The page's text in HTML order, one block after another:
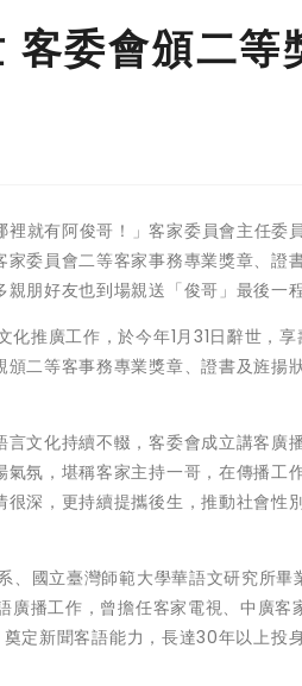
委會頒二等
就有阿俊哥！」客家委員會主任委
委員會二等客家事務專業獎章、證
朋好友也到場親送「俊哥」最後一程
推廣工作，於今年1月31日辭世，
二等客事務專業獎章、證書及旌揚
文化持續不輟，客委會成立講客廣
氛，堪稱客家主持一哥，在傳播工
深，更持續提攜後生，推動社會性
國立臺灣師範大學華語文研究所畢
播工作，曾擔任客家電視、中廣客
定新聞客語能力，長達30年以上投